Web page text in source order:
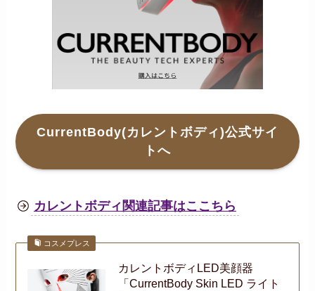
CurrentBody(カレントボディ)公式サイ
トへ
カレントボディ関連記事はここちら
コスメプレス
カレントボディLED美顔器
「CurrentBody Skin LED ライト